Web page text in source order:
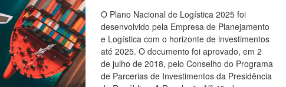
O Plano Nacional de Logística 2025 foi
desenvolvido pela Empresa de Planejamento
e Logística com o horizonte de investimentos
até 2025. O documento foi aprovado, em 2
de julho de 2018, pelo Conselho do Programa
de Parcerias de Investimentos da Presidência